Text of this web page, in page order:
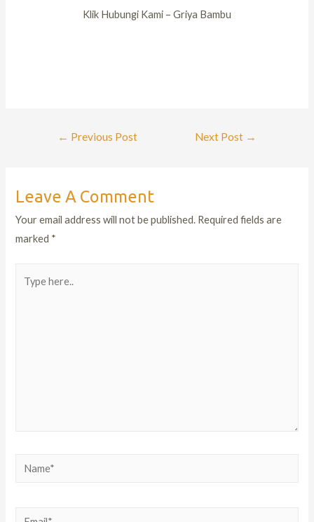
Klik Hubungi Kami – Griya Bambu
← Previous Post Next Post →
Leave A Comment
Your email address will not be published. Required fields are
marked *